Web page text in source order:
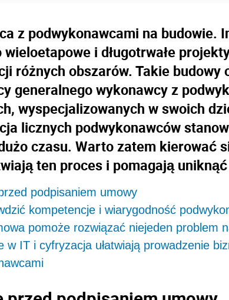
z podwykonawcami na budowie.
i długotrwałe
różnych obszarów. Takie budowy
generalnego wykonawcy z
wyspecjalizowanych w swoich
licznych podwykonawców
czasu. Warto zatem kierować
ten proces i pomagają
podpisaniem umowy
kompetencje i wiarygodność
pomoże rozwiązać niejeden problem
w IT i cyfryzacja ułatwiają prowadzenie